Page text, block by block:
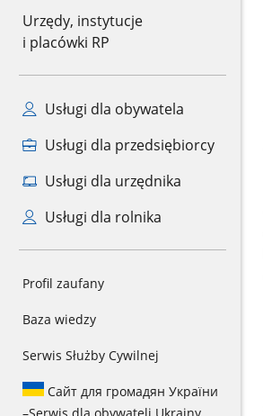
Urzędy, instytucje
i placówki RP
Usługi dla obywatela
Usługi dla przedsiębiorcy
Usługi dla urzędnika
Usługi dla rolnika
Profil zaufany
Baza wiedzy
Serwis Służby Cywilnej
Сайт для громадян України